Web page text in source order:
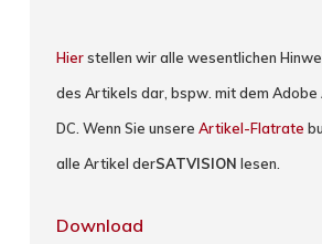
Hierstellen wir alle wesentlichen
des Artikels dar, bspw. mit dem
DC. Wenn Sie unsereArtikel-Flatrate
alle Artikel derSATVISION lesen.
Download